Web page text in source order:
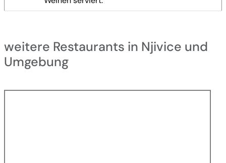
weitere Restaurants in Njivice und
Umgebung